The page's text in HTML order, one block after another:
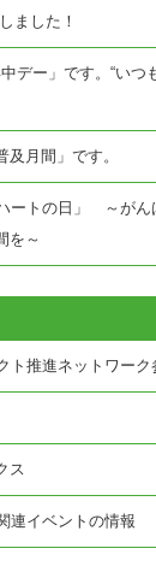
ました！
デー」です。“いつ
及月間」です。
ートの日」 ～がん
を～
ト推進ネットワー
ス
連イベントの情報